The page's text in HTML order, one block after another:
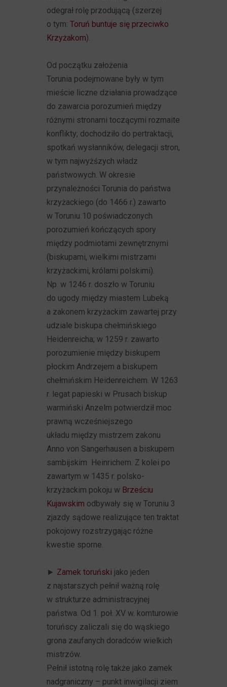
odegrał rolę przodującą (szerzej
o tym:Toruń buntuje się przeciwko
Krzyżakom).
Od początku założenia
Torunia podejmowane były w tym
mieście liczne działania prowadzące
do zawarcia porozumień między
różnymi stronami toczącymi rozmaite
konflikty; dochodziło do pertraktacji,
spotkań wysłanników, delegacji stron,
w tym najwyżśzych władz
państwowych. W okresie
przynależności Torunia do państwa
krzyżackiego (do 1466 r.) zawarto
w Toruniu 10 poświadczonych
porozumień kończących spory
między podmiotami zewnętrznymi
(biskupami, wielkimi mistrzami
krzyżackimi, królami polskimi).
Np. w 1246 r. doszło w Toruniu
do ugody między miastem Lubeką
a zakonem krzyżackim zawartej przy
udziale biskupa chełmińskiego
Heidenreicha; w 1259 r. zawarto
porozumienie między biskupem
płockim Andrzejem a biskupem
chełmińskim Heidenreichem. W 1263
r. legat papieski w Prusach biskup
warmiński Anzelm potwierdził moc
prawną wcześniejszego
układu między mistrzem zakonu
Anno von Sangerhausen a biskupem
sambijskim Heinrichem. Z kolei po
zawartym w 1435 r. polsko-
krzyżackim pokoju w Brześciu
Kujawskim odbywały się w Toruniu 3
zjazdy sądowe realizujące ten traktat
pokojowy rozstrzygając różne
kwestie sporne.
► Zamek toruński jako jeden
z najstarszych pełnił ważną rolę
w strukturze administracyjnej
państwa. Od 1. poł. XV w. komturowie
toruńscy zaliczali się do wąskiego
grona zaufanych doradców wielkich
mistrzów.
Pełnił istotną rolę także jako zamek
nadgraniczny – punkt inwigilacji ziem